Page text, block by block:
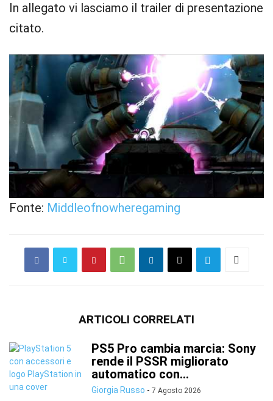
In allegato vi lasciamo il trailer di presentazione
citato.
Fonte: Middleofnowheregaming
ARTICOLI CORRELATI
PS5 Pro cambia marcia: Sony
rende il PSSR migliorato
automatico con...
Giorgia Russo - 7 Agosto 2026